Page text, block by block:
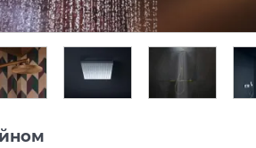
грн/шт